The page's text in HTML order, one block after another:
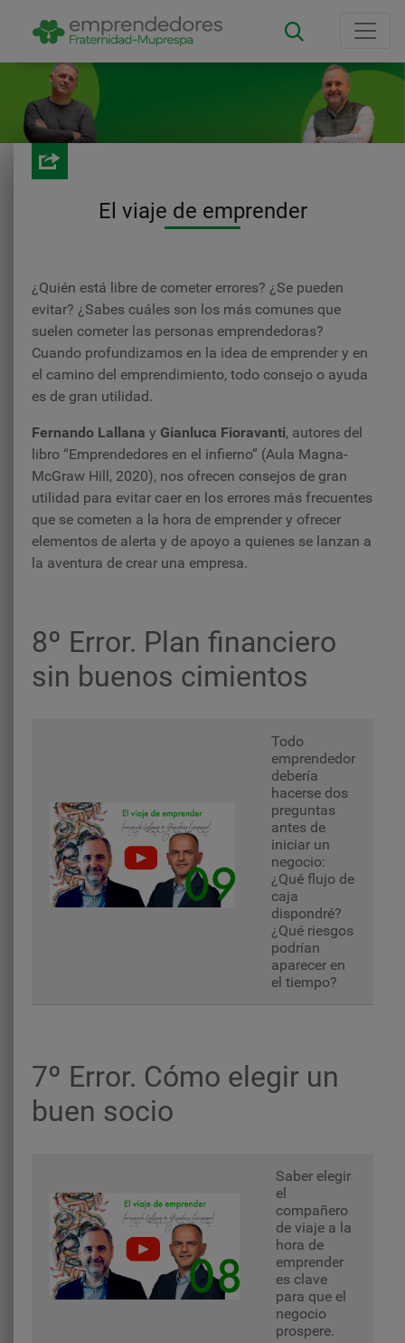
al
El viaje de emprender
¿Quién está libre de cometer errores? ¿Se pueden
evitar? ¿Sabes cuáles son los más comunes que
suelen cometer las personas emprendedoras?
Cuando profundizamos en la idea de emprender y en
el camino del emprendimiento, todo consejo o ayuda
es de gran utilidad.
Fernando Lallana y Gianluca Fioravanti, autores del
libro “Emprendedores en el infierno” (Aula Magna-
McGraw Hill, 2020), nos ofrecen consejos de gran
utilidad para evitar caer en los errores más frecuentes
que se cometen a la hora de emprender y ofrecer
elementos de alerta y de apoyo a quienes se lanzan a
la aventura de crear una empresa.
8º Error. Plan financiero
sin buenos cimientos
Todo
emprendedor
debería
hacerse dos
preguntas
antes de
iniciar un
negocio:
¿Qué flujo de
caja
dispondré?
¿Qué riesgos
podrían
aparecer en
el tiempo?
7º Error. Cómo elegir un
buen socio
Saber elegir
el
compañero
de viaje a la
hora de
emprender
es clave
para que el
negocio
prospere.